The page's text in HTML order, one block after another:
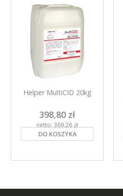
Helper MultiCID 20kg
398,80 zł
netto: 369,26 zł
DO KOSZYKA